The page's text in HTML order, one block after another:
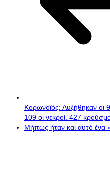
Κορωνοϊός: Αυξήθηκαν οι
109 οι νεκροί. 427
Μήπως ήταν και αυτό ένα